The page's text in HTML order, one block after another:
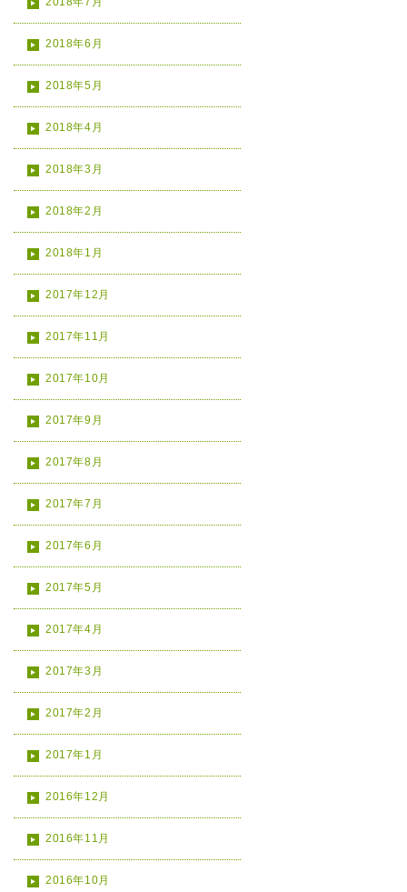
2018年6月
2018年5月
2018年4月
2018年3月
2018年2月
2018年1月
2017年12月
2017年11月
2017年10月
2017年9月
2017年8月
2017年7月
2017年6月
2017年5月
2017年4月
2017年3月
2017年2月
2017年1月
2016年12月
2016年11月
2016年10月